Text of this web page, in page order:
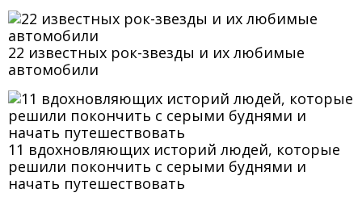
22 известных рок-звезды и их любимые
автомобили
11 вдохновляющих историй людей, которые
решили покончить с серыми буднями и
начать путешествовать